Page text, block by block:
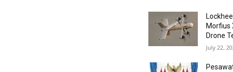
Morfius
Drone
July 22,